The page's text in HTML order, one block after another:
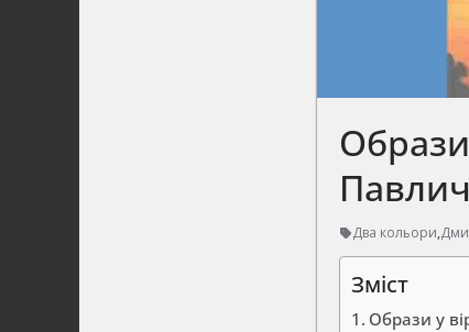
Два кольори,
Зміст
Образи у